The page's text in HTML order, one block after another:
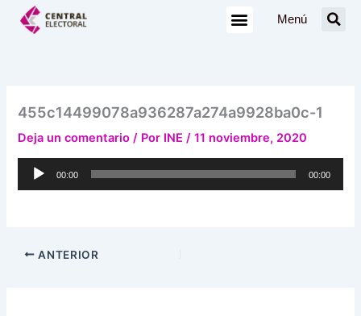
Menú
455c14499078a936287a274a9928ba0c-1
Deja un comentario / Por INE/11 noviembre, 2020
Reproductor
00:00 00:00
ANTERIOR